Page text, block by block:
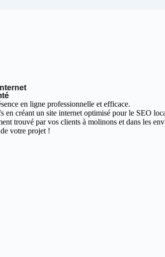
en ligne professionnelle et efficace.
en créant un site internet optimisé pour le SEO
trouvé par vos clients à molinons et dans les
votre projet !